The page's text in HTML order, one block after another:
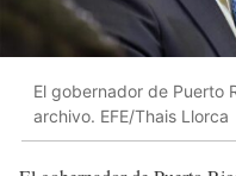
El gobernador de Puerto
archivo. EFE/Thais Llorca